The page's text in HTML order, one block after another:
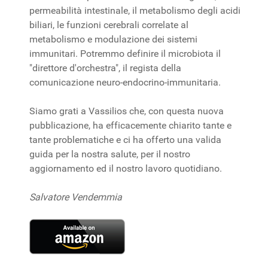
permeabilità intestinale, il metabolismo degli acidi
biliari, le funzioni cerebrali correlate al
metabolismo e modulazione dei sistemi
immunitari. Potremmo definire il microbiota il
"direttore d'orchestra", il regista della
comunicazione neuro-endocrino-immunitaria.
Siamo grati a Vassilios che, con questa nuova
pubblicazione, ha efficacemente chiarito tante e
tante problematiche e ci ha offerto una valida
guida per la nostra salute, per il nostro
aggiornamento ed il nostro lavoro quotidiano.
Salvatore Vendemmia